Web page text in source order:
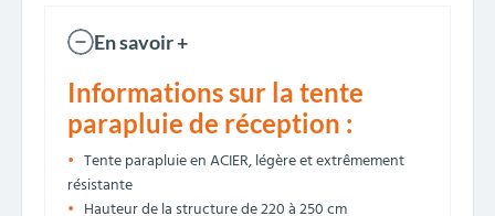
En savoir +
Informations sur la tente
parapluie de réception :
Tente parapluie en ACIER, légère et extrêmement
résistante
Hauteur de la structure de 220 à 250 cm